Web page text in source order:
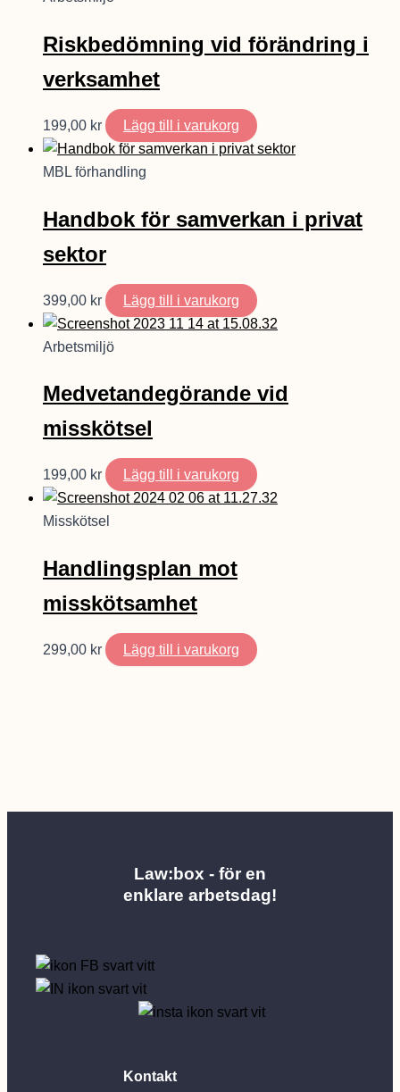
Riskbedömning vid förändring i
verksamhet
199,00 kr Lägg till i varukorg
MBL förhandling
Handbok för samverkan i privat
sektor
399,00 kr Lägg till i varukorg
Arbetsmiljö
Medvetandegörande vid
misskötsel
199,00 kr Lägg till i varukorg
Misskötsel
Handlingsplan mot
misskötsamhet
299,00 kr Lägg till i varukorg
Law:box - för en
enklare arbetsdag!
Kontakt